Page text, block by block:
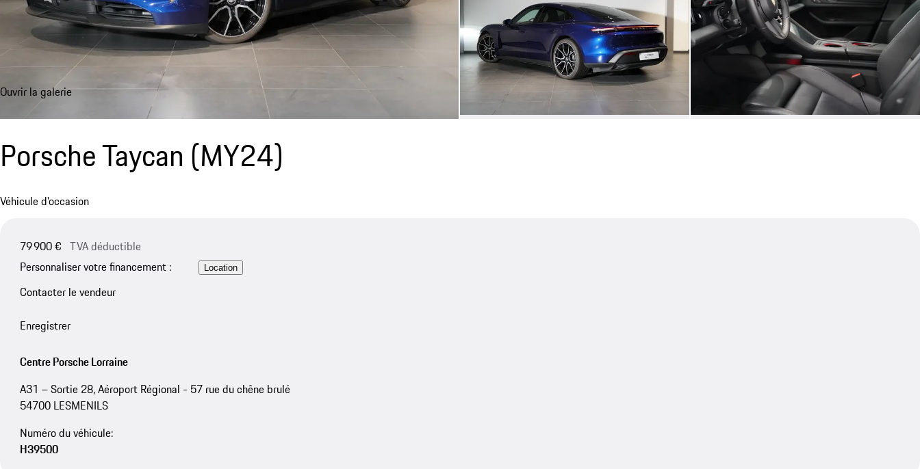
Ouvrir la galerie
Porsche Taycan (MY24)
Véhicule d'occasion
79 900 € TVA déductible
Personnaliser votre financement :
Location
Contacter le vendeur
Enregistrer
Centre Porsche Lorraine
A31 – Sortie 28, Aéroport Régional - 57 rue du chêne brulé
54700 LESMENILS
Numéro du véhicule:
H39500